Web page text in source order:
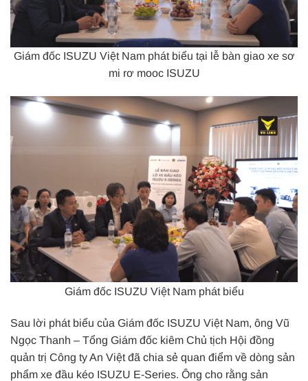
Giám đốc ISUZU Việt Nam phát biểu tại lễ bàn giao xe sơ
mi rơ mooc ISUZU
Giám đốc ISUZU Việt Nam phát biểu
Sau lời phát biểu của Giám đốc ISUZU Việt Nam, ông Vũ
Ngọc Thanh – Tổng Giám đốc kiêm Chủ tịch Hội đồng
quản trị Công ty An Việt đã chia sẻ quan điểm về dòng sản
phẩm xe đầu kéo ISUZU E-Series. Ông cho rằng sản